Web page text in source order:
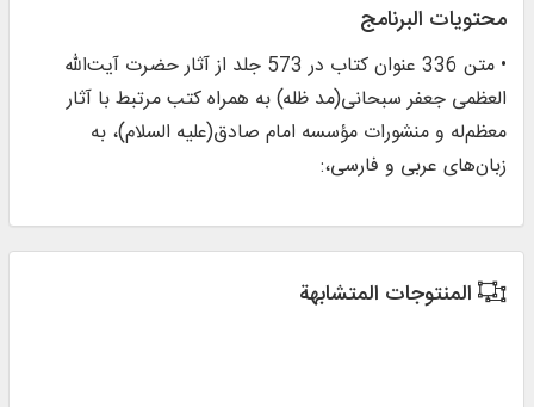
محتويات البرنامج
• متن 336 عنوان کتاب در 573 جلد از آثار حضرت‌ آیت‌الله
العظمی جعفر سبحانی(مد ظله) به همراه کتب مرتبط با آثار
معظم‌له و منشورات مؤسسه امام صادق(علیه السلام)، به
زبان‌های عربی و فارسی،:
المنتوجات المتشابهة